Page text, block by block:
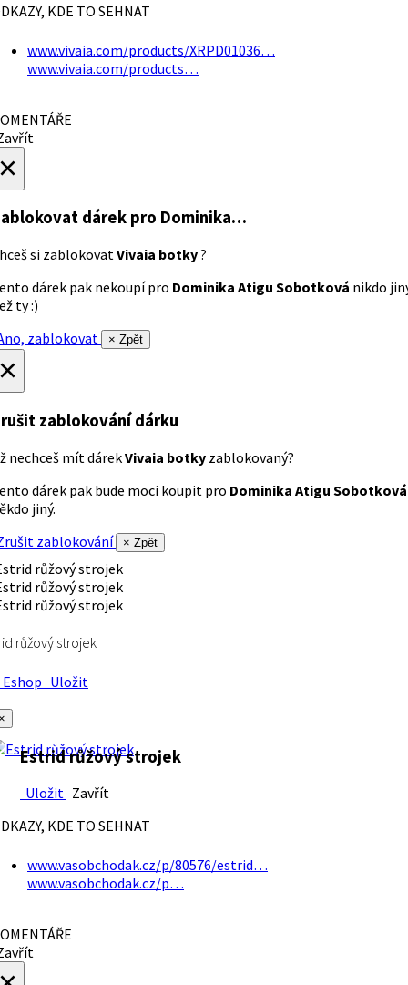
KDE TO SEHNAT
www.vivaia.com/products/XRPD01036…
www.vivaia.com/products…
dárek pro Dominika…
si zablokovatVivaia botky?
dárek pak nekoupí pro Dominika Atigu Sobotková nikdo
ty :)
zablokovat
× Zpět
zablokování dárku
nechceš mít dárekVivaia botky zablokovaný?
dárek pak bude moci koupit pro Dominika Atigu Sobotková
jiný.
zablokování
× Zpět
růžový strojek
Uložit
Estrid růžový strojek
Uložit Zavřít
KDE TO SEHNAT
www.vasobchodak.cz/p/80576/estrid…
www.vasobchodak.cz/p…